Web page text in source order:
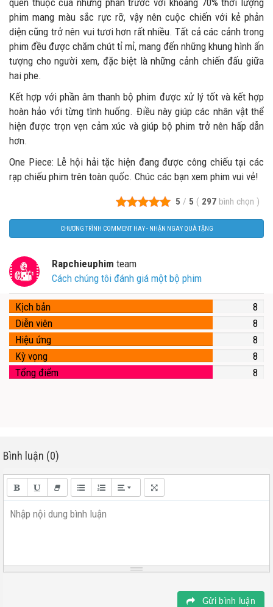
quen thuộc của những phần trước với khoảng 70% thời lượng
phim mang màu sắc rực rỡ, vậy nên cuộc chiến với kẻ phản
diện cũng trở nên vui tươi hơn rất nhiều. Tất cả các cảnh trong
phim đều được chăm chút tỉ mỉ, mang đến những khung hình ấn
tượng cho người xem, đặc biệt là những cảnh chiến đấu giữa
hai phe.
Kết hợp với phần âm thanh bộ phim được xử lý tốt và kết hợp
hoàn hảo với từng tình huống. Điều này giúp các nhân vật thể
hiện được trọn vẹn cảm xúc và giúp bộ phim trở nên hấp dẫn
hơn.
One Piece: Lễ hội hải tặc hiện đang được công chiếu tại các
rạp chiếu phim trên toàn quốc. Chúc các bạn xem phim vui vẻ!
5 / 5 ( 297 bình chọn )
CHƯƠNG TRÌNH COMMENT HAY - NHẬN NGAY QUÀ TẶNG
Rapchieuphim team
Cách chúng tôi đánh giá một bộ phim
Kịch bản
8
Diễn viên
8
Hiệu ứng
8
Kỳ vọng
8
Tổng điểm
8
Bình luận (0)
Nhập nội dung bình luận
Gửi bình luận